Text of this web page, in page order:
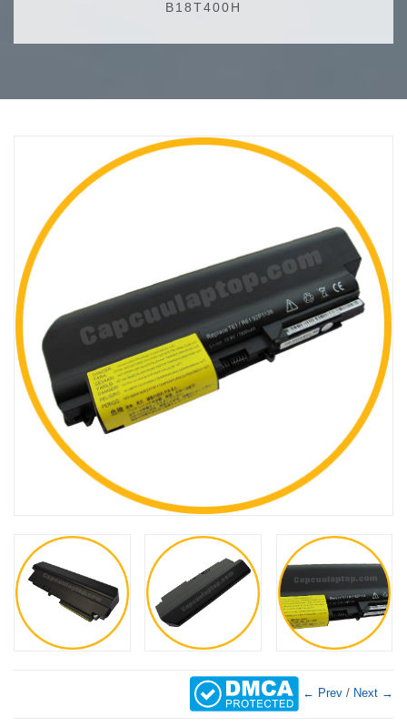
B18T400H
← Prev / Next →